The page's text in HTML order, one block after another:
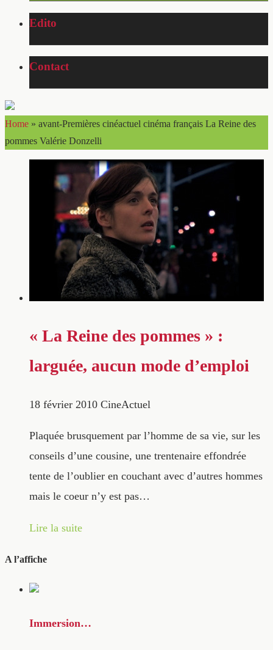
Edito
Contact
Home » avant-Premières cinéactuel cinéma français La Reine des
pommes Valérie Donzelli
« La Reine des pommes » :
larguée, aucun mode d’emploi
18 février 2010 CineActuel
Plaquée brusquement par l’homme de sa vie, sur les
conseils d’une cousine, une trentenaire effondrée
tente de l’oublier en couchant avec d’autres hommes
mais le coeur n’y est pas…
Lire la suite
A l’affiche
Immersion…